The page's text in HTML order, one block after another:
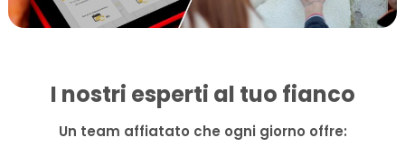
I nostri esperti al tuo fianco
Un team affiatato che ogni giorno offre: